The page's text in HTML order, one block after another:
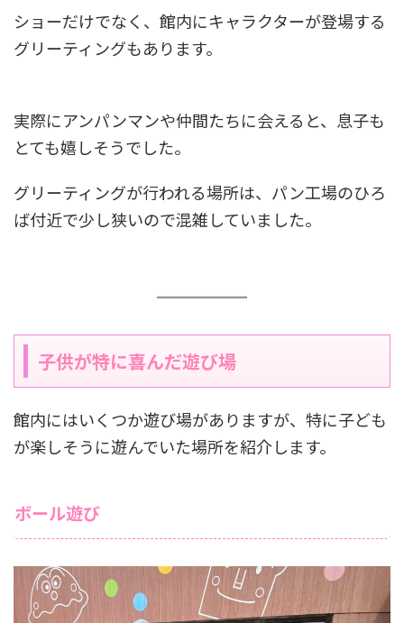
ショーだけでなく、館内にキャラクターが登場する
グリーティングもあります。
実際にアンパンマンや仲間たちに会えると、息子も
とても嬉しそうでした。
グリーティングが行われる場所は、パン工場のひろ
ば付近で少し狭いので混雑していました。
子供が特に喜んだ遊び場
館内にはいくつか遊び場がありますが、特に子ども
が楽しそうに遊んでいた場所を紹介します。
ボール遊び